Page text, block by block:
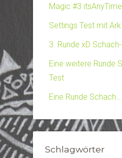
Magic #3 itsAnyTime
Settings Test mit Ark
3. Runde xD
Eine weitere Runde
Test
Eine Runde
Schlagwörter